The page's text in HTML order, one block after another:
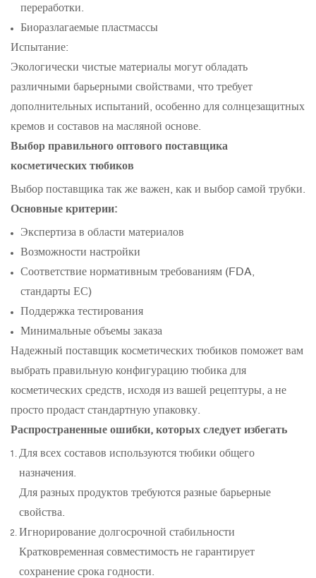
переработки.
Биоразлагаемые пластмассы
Испытание:
Экологически чистые материалы могут обладать
различными барьерными свойствами, что требует
дополнительных испытаний, особенно для солнцезащитных
кремов и составов на масляной основе.
Выбор правильного оптового поставщика
косметических тюбиков
Выбор поставщика так же важен, как и выбор самой трубки.
Основные критерии:
Экспертиза в области материалов
Возможности настройки
Соответствие нормативным требованиям (FDA,
стандарты ЕС)
Поддержка тестирования
Минимальные объемы заказа
Надежный поставщик косметических тюбиков поможет вам
выбрать правильную конфигурацию тюбика для
косметических средств, исходя из вашей рецептуры, а не
просто продаст стандартную упаковку.
Распространенные ошибки, которых следует избегать
Для всех составов используются тюбики общего
назначения.
Для разных продуктов требуются разные барьерные
свойства.
Игнорирование долгосрочной стабильности
Кратковременная совместимость не гарантирует
сохранение срока годности.